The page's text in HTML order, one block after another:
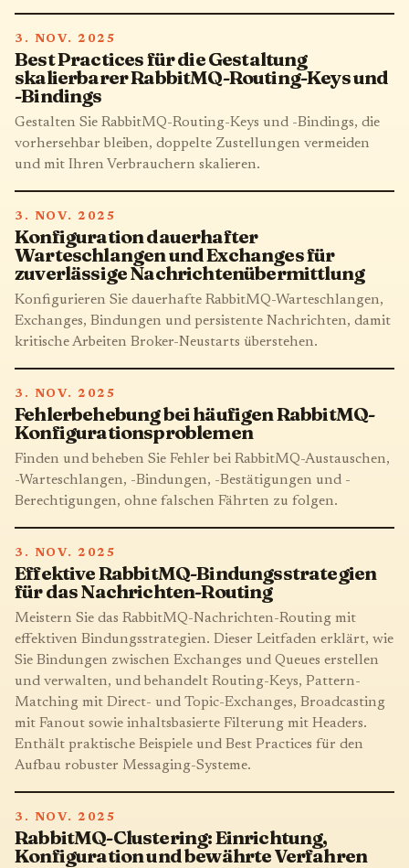
3. NOV. 2025
Best Practices für die Gestaltung
skalierbarer RabbitMQ-Routing-Keys und
-Bindings
Gestalten Sie RabbitMQ-Routing-Keys und -Bindings, die
vorhersehbar bleiben, doppelte Zustellungen vermeiden
und mit Ihren Verbrauchern skalieren.
3. NOV. 2025
Konfiguration dauerhafter
Warteschlangen und Exchanges für
zuverlässige Nachrichtenübermittlung
Konfigurieren Sie dauerhafte RabbitMQ-Warteschlangen,
Exchanges, Bindungen und persistente Nachrichten, damit
kritische Arbeiten Broker-Neustarts überstehen.
3. NOV. 2025
Fehlerbehebung bei häufigen RabbitMQ-
Konfigurationsproblemen
Finden und beheben Sie Fehler bei RabbitMQ-Austauschen,
-Warteschlangen, -Bindungen, -Bestätigungen und -
Berechtigungen, ohne falschen Fährten zu folgen.
3. NOV. 2025
Effektive RabbitMQ-Bindungsstrategien
für das Nachrichten-Routing
Meistern Sie das RabbitMQ-Nachrichten-Routing mit
effektiven Bindungsstrategien. Dieser Leitfaden erklärt, wie
Sie Bindungen zwischen Exchanges und Queues erstellen
und verwalten, und behandelt Routing-Keys, Pattern-
Matching mit Direct- und Topic-Exchanges, Broadcasting
mit Fanout sowie inhaltsbasierte Filterung mit Headers.
Enthält praktische Beispiele und Best Practices für den
Aufbau robuster Messaging-Systeme.
3. NOV. 2025
RabbitMQ-Clustering: Einrichtung,
Konfiguration und bewährte Verfahren